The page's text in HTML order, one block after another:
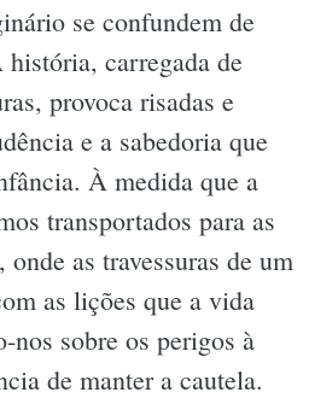
se confundem de
carregada de
provoca risadas e
e a sabedoria que
À medida que a
transportados para as
as travessuras de um
as lições que a vida
nos sobre os perigos à
de manter a cautela.